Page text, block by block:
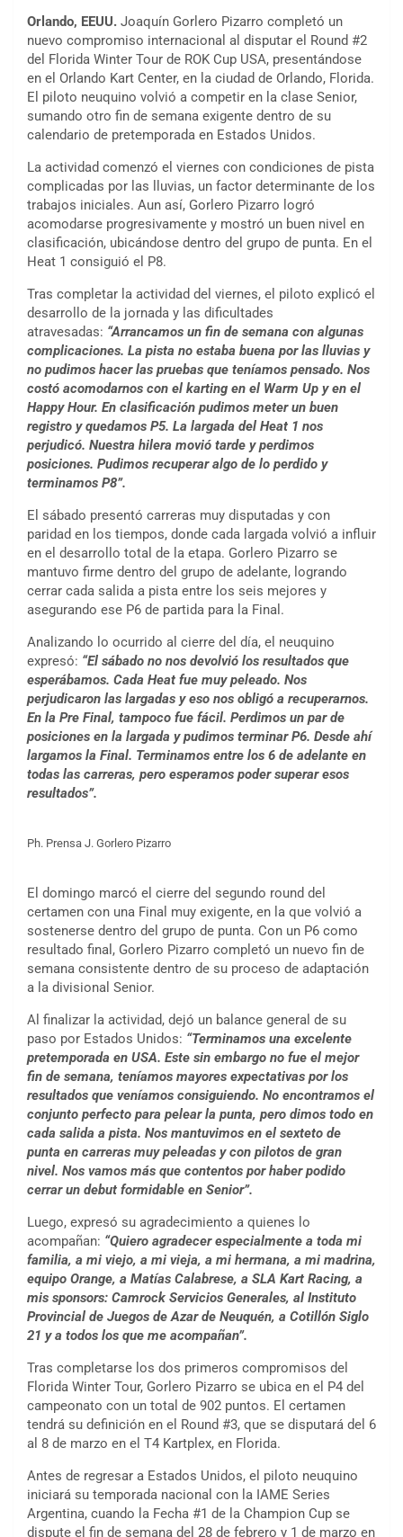
Orlando, EEUU. Joaquín Gorlero Pizarro completó un
nuevo compromiso internacional al disputar el Round #2
del Florida Winter Tour de ROK Cup USA, presentándose
en el Orlando Kart Center, en la ciudad de Orlando, Florida.
El piloto neuquino volvió a competir en la clase Senior,
sumando otro fin de semana exigente dentro de su
calendario de pretemporada en Estados Unidos.
La actividad comenzó el viernes con condiciones de pista
complicadas por las lluvias, un factor determinante de los
trabajos iniciales. Aun así, Gorlero Pizarro logró
acomodarse progresivamente y mostró un buen nivel en
clasificación, ubicándose dentro del grupo de punta. En el
Heat 1 consiguió el P8.
Tras completar la actividad del viernes, el piloto explicó el
desarrollo de la jornada y las dificultades
atravesadas: “Arrancamos un fin de semana con algunas
complicaciones. La pista no estaba buena por las lluvias y
no pudimos hacer las pruebas que teníamos pensado. Nos
costó acomodarnos con el karting en el Warm Up y en el
Happy Hour. En clasificación pudimos meter un buen
registro y quedamos P5. La largada del Heat 1 nos
perjudicó. Nuestra hilera movió tarde y perdimos
posiciones. Pudimos recuperar algo de lo perdido y
terminamos P8”.
El sábado presentó carreras muy disputadas y con
paridad en los tiempos, donde cada largada volvió a influir
en el desarrollo total de la etapa. Gorlero Pizarro se
mantuvo firme dentro del grupo de adelante, logrando
cerrar cada salida a pista entre los seis mejores y
asegurando ese P6 de partida para la Final.
Analizando lo ocurrido al cierre del día, el neuquino
expresó: “El sábado no nos devolvió los resultados que
esperábamos. Cada Heat fue muy peleado. Nos
perjudicaron las largadas y eso nos obligó a recuperarnos.
En la Pre Final, tampoco fue fácil. Perdimos un par de
posiciones en la largada y pudimos terminar P6. Desde ahí
largamos la Final. Terminamos entre los 6 de adelante en
todas las carreras, pero esperamos poder superar esos
resultados”.
Ph. Prensa J. Gorlero Pizarro
El domingo marcó el cierre del segundo round del
certamen con una Final muy exigente, en la que volvió a
sostenerse dentro del grupo de punta. Con un P6 como
resultado final, Gorlero Pizarro completó un nuevo fin de
semana consistente dentro de su proceso de adaptación
a la divisional Senior.
Al finalizar la actividad, dejó un balance general de su
paso por Estados Unidos: “Terminamos una excelente
pretemporada en USA. Este sin embargo no fue el mejor
fin de semana, teníamos mayores expectativas por los
resultados que veníamos consiguiendo. No encontramos el
conjunto perfecto para pelear la punta, pero dimos todo en
cada salida a pista. Nos mantuvimos en el sexteto de
punta en carreras muy peleadas y con pilotos de gran
nivel. Nos vamos más que contentos por haber podido
cerrar un debut formidable en Senior”.
Luego, expresó su agradecimiento a quienes lo
acompañan: “Quiero agradecer especialmente a toda mi
familia, a mi viejo, a mi vieja, a mi hermana, a mi madrina,
equipo Orange, a Matías Calabrese, a SLA Kart Racing, a
mis sponsors: Camrock Servicios Generales, al Instituto
Provincial de Juegos de Azar de Neuquén, a Cotillón Siglo
21 y a todos los que me acompañan”.
Tras completarse los dos primeros compromisos del
Florida Winter Tour, Gorlero Pizarro se ubica en el P4 del
campeonato con un total de 902 puntos. El certamen
tendrá su definición en el Round #3, que se disputará del 6
al 8 de marzo en el T4 Kartplex, en Florida.
Antes de regresar a Estados Unidos, el piloto neuquino
iniciará su temporada nacional con la IAME Series
Argentina, cuando la Fecha #1 de la Champion Cup se
dispute el fin de semana del 28 de febrero y 1 de marzo en